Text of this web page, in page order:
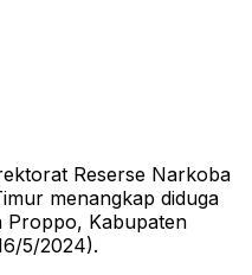
Reserse Narkoba
menangkap diduga
Proppo, Kabupaten
5/2024).